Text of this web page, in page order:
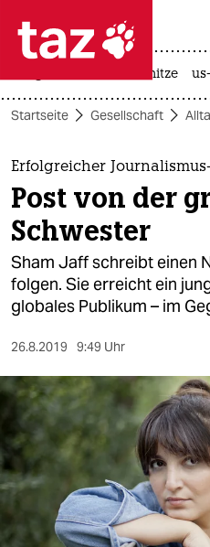
 taz zahl
taz zahl ich
themen
politik
öko
gesellschaft
sport
berlin
nord
wahrheit
verlag
hitze
Startseite Gesellschaft
Erfolgreicher
Post von der
Schwester
Sham Jaff schreibt einen
folgen. Sie erreicht ein
globales Publikum – im
26.8.2019 9:49 Uhr